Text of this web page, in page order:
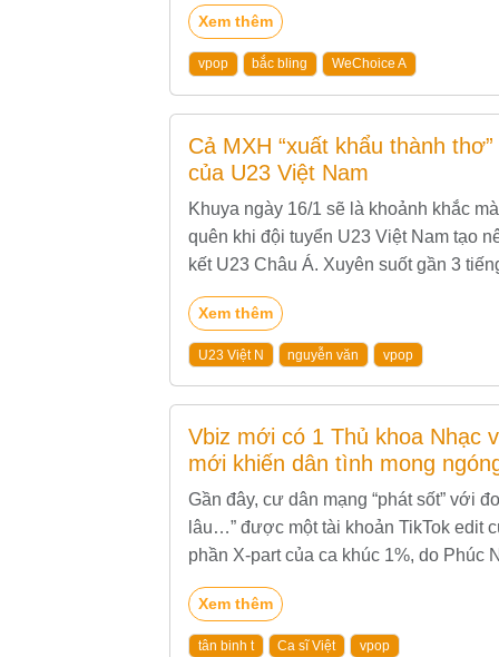
Xem thêm
vpop bắc bling WeChoice A
Cả MXH “xuất khẩu thành
của U23 Việt Nam
Khuya ngày 16/1 sẽ là khoảnh khắc
quên khi đội tuyển U23 Việt Nam tạo
kết U23 Châu Á. Xuyên suốt gần 3
Nam đã mang đến vô vàn...
Xem thêm
U23 Việt N nguyễn văn vpop
Vbiz mới có 1 Thủ khoa Nhạc
mới khiến dân tình mong
Gần đây, cư dân mạng “phát sốt” với
lâu…” được một tài khoản TikTok edit
phần X‑part của ca khúc 1%, do Phúc
là một ballad tự sự,...
Xem thêm
tân binh t Ca sĩ Việt vpop